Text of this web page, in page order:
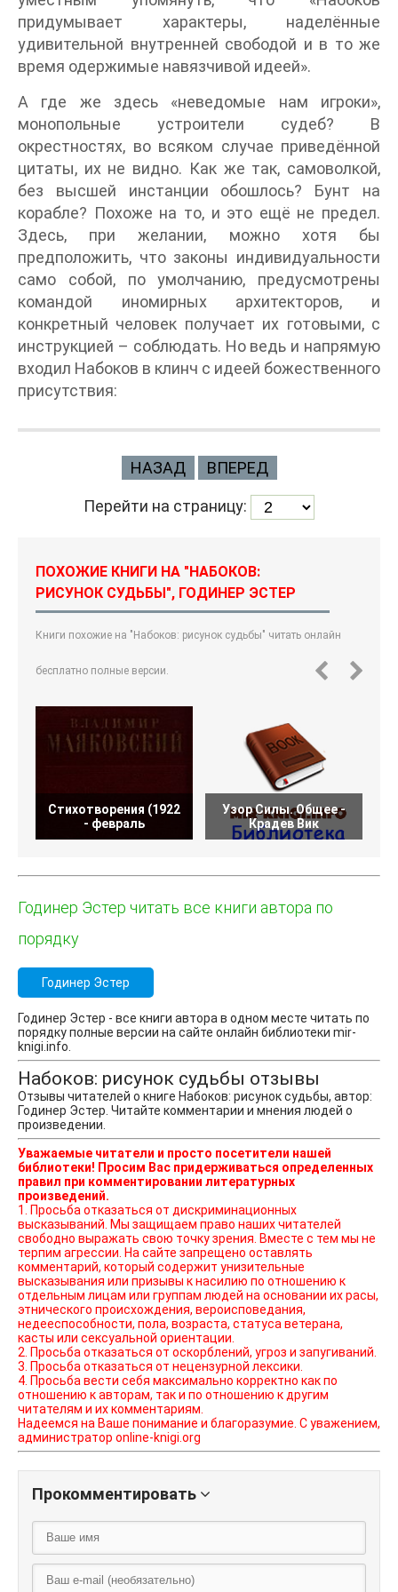
придумывает характеры, наделённые
удивительной внутренней свободой и в то же
время одержимые навязчивой идеей».
А где же здесь «неведомые нам игроки»,
монопольные устроители судеб? В
окрестностях, во всяком случае приведённой
цитаты, их не видно. Как же так, самоволкой,
без высшей инстанции обошлось? Бунт на
корабле? Похоже на то, и это ещё не предел.
Здесь, при желании, можно хотя бы
предположить, что законы индивидуальности
само собой, по умолчанию, предусмотрены
командой иномирных архитекторов, и
конкретный человек получает их готовыми, с
инструкцией – соблюдать. Но ведь и напрямую
входил Набоков в клинч с идеей божественного
присутствия:
НАЗАД ВПЕРЕД
Перейти на страницу:
ПОХОЖИЕ КНИГИ НА "НАБОКОВ:
РИСУНОК СУДЬБЫ", ГОДИНЕР ЭСТЕР
Книги похожие на "Набоков: рисунок судьбы" читать онлайн
бесплатно полные версии.
Стихотворения (1922
- февраль
Узор Силы. Общее -
Крадев Вик
Годинер Эстер читать все книги автора по
порядку
Годинер Эстер
Годинер Эстер - все книги автора в одном месте читать по
порядку полные версии на сайте онлайн библиотеки mir-
knigi.info.
Набоков: рисунок судьбы отзывы
Отзывы читателей о книге Набоков: рисунок судьбы, автор:
Годинер Эстер. Читайте комментарии и мнения людей о
произведении.
Уважаемые читатели и просто посетители нашей
библиотеки! Просим Вас придерживаться определенных
правил при комментировании литературных
произведений.
1. Просьба отказаться от дискриминационных
высказываний. Мы защищаем право наших читателей
свободно выражать свою точку зрения. Вместе с тем мы не
терпим агрессии. На сайте запрещено оставлять
комментарий, который содержит унизительные
высказывания или призывы к насилию по отношению к
отдельным лицам или группам людей на основании их расы,
этнического происхождения, вероисповедания,
недееспособности, пола, возраста, статуса ветерана,
касты или сексуальной ориентации.
2. Просьба отказаться от оскорблений, угроз и запугиваний.
3. Просьба отказаться от нецензурной лексики.
4. Просьба вести себя максимально корректно как по
отношению к авторам, так и по отношению к другим
читателям и их комментариям.
Надеемся на Ваше понимание и благоразумие. С уважением,
администратор online-knigi.org
Прокомментировать